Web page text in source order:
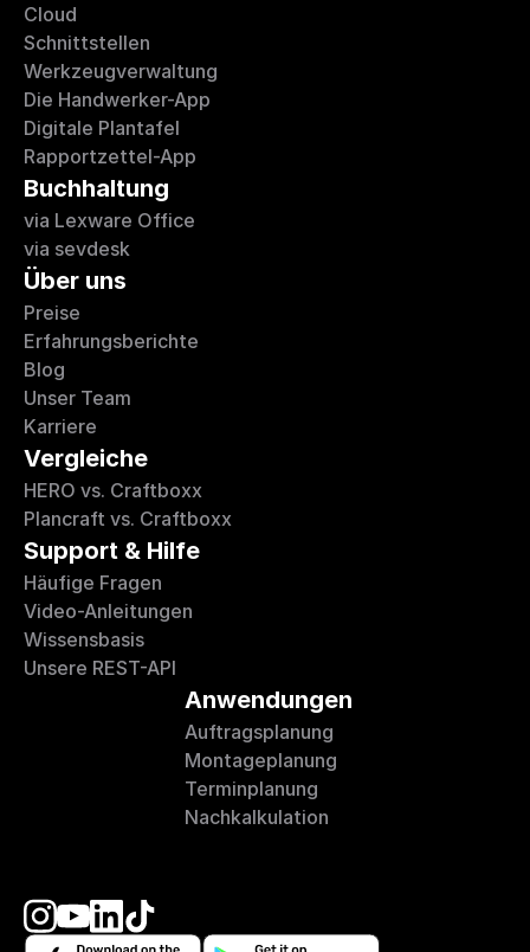
Cloud
Schnittstellen
Werkzeugverwaltung
Die Handwerker-App
Digitale Plantafel
Rapportzettel-App
Buchhaltung
via Lexware Office
via sevdesk
Über uns
Preise
Erfahrungsberichte
Blog
Unser Team
Karriere
Vergleiche
HERO vs. Craftboxx
Plancraft vs. Craftboxx
Support & Hilfe
Häufige Fragen
Video-Anleitungen
Wissensbasis
Unsere REST-API
Anwendungen
Auftragsplanung
Montageplanung
Terminplanung
Nachkalkulation